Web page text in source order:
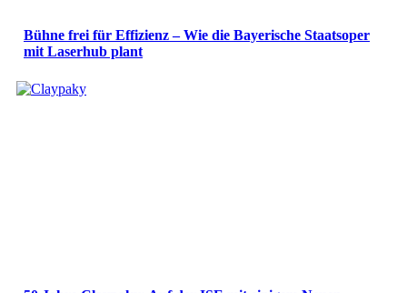
Bühne frei für Effizienz – Wie die Bayerische Staatsoper
mit Laserhub plant